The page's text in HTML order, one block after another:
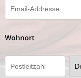
Wohnort